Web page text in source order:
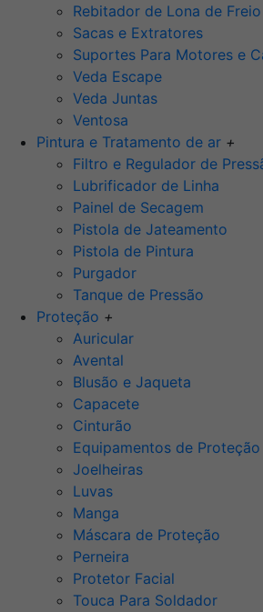
Rebitador de Lona de Freio
Sacas e Extratores
Suportes Para Motores e
Veda Escape
Veda Juntas
Ventosa
Pintura e Tratamento de ar +
Filtro e Regulador de
Lubrificador de Linha
Painel de Secagem
Pistola de Jateamento
Pistola de Pintura
Purgador
Tanque de Pressão
Proteção +
Auricular
Avental
Blusão e Jaqueta
Capacete
Cinturão
Equipamentos de
Joelheiras
Luvas
Manga
Máscara de Proteção
Perneira
Protetor Facial
Touca Para Soldador